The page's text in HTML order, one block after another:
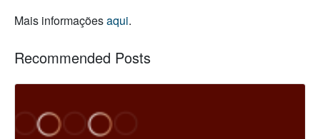
Mais informaçõesaqui.
Recommended Posts